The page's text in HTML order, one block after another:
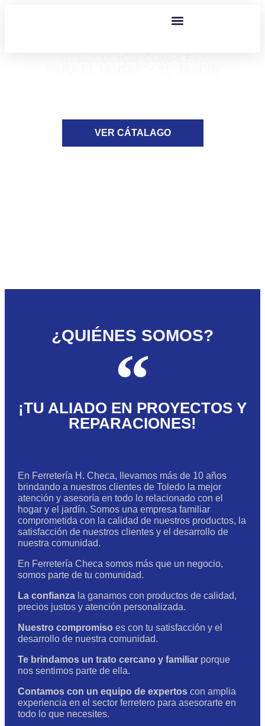
VER CÁTALAGO
¿QUIÉNES SOMOS?
¡TU ALIADO EN PROYECTOS Y
REPARACIONES!
En Ferretería H. Checa, llevamos más de 10 años
brindando a nuestros clientes de Toledo la mejor
atención y asesoría en todo lo relacionado con el
hogar y el jardín. Somos una empresa familiar
comprometida con la calidad de nuestros productos, la
satisfacción de nuestros clientes y el desarrollo de
nuestra comunidad.
En Ferretería Checa somos más que un negocio,
somos parte de tu comunidad.
La confianzala ganamos con productos de calidad,
precios justos y atención personalizada.
Nuestro compromisoes con tu satisfacción y el
desarrollo de nuestra comunidad.
Te brindamos un trato cercano y familiarporque
nos sentimos parte de ella.
Contamos con un equipo de expertoscon amplia
experiencia en el sector ferretero para asesorarte en
todo lo que necesites.